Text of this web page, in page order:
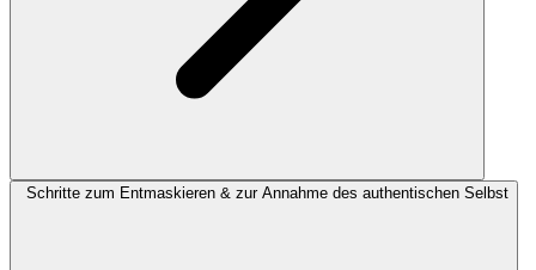
Schritte zum Entmaskieren & zur Annahme des authentischen Selbst